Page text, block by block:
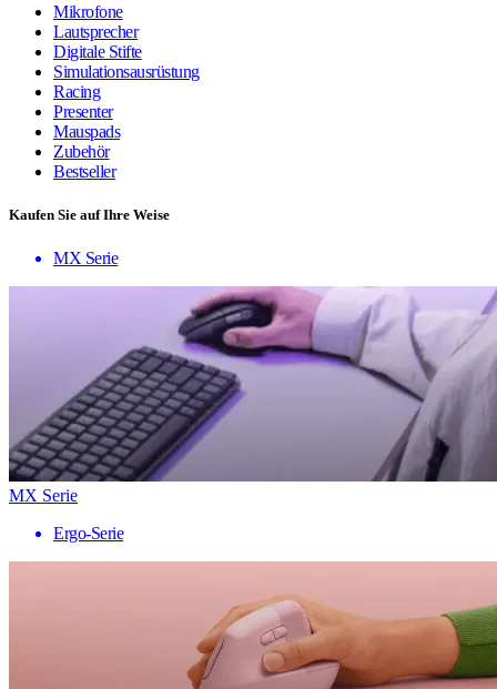
Mikrofone
Lautsprecher
Digitale Stifte
Simulationsausrüstung
Racing
Presenter
Mauspads
Zubehör
Bestseller
Kaufen Sie auf Ihre Weise
MX Serie
MX Serie
Ergo-Serie